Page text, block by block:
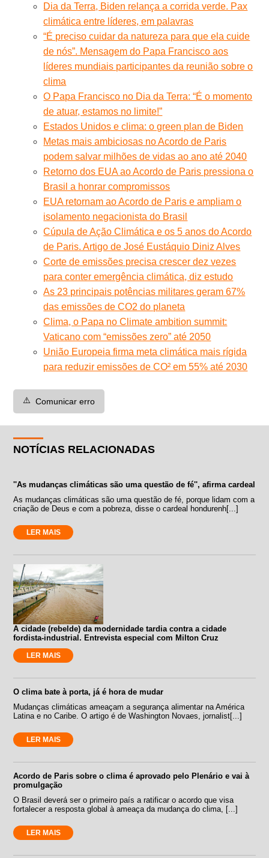
Dia da Terra, Biden relança a corrida verde. Pax
climática entre líderes, em palavras
“É preciso cuidar da natureza para que ela cuide
de nós”. Mensagem do Papa Francisco aos
líderes mundiais participantes da reunião sobre o
clima
O Papa Francisco no Dia da Terra: “É o momento
de atuar, estamos no limite!”
Estados Unidos e clima: o green plan de Biden
Metas mais ambiciosas no Acordo de Paris
podem salvar milhões de vidas ao ano até 2040
Retorno dos EUA ao Acordo de Paris pressiona o
Brasil a honrar compromissos
EUA retornam ao Acordo de Paris e ampliam o
isolamento negacionista do Brasil
Cúpula de Ação Climática e os 5 anos do Acordo
de Paris. Artigo de José Eustáquio Diniz Alves
Corte de emissões precisa crescer dez vezes
para conter emergência climática, diz estudo
As 23 principais potências militares geram 67%
das emissões de CO2 do planeta
Clima, o Papa no Climate ambition summit:
Vaticano com “emissões zero” até 2050
União Europeia firma meta climática mais rígida
para reduzir emissões de CO² em 55% até 2030
⚠️ Comunicar erro
NOTÍCIAS RELACIONADAS
''As mudanças climáticas são uma questão de fé'', afirma cardeal
As mudanças climáticas são uma questão de fé, porque lidam com a
criação de Deus e com a pobreza, disse o cardeal hondurenh[...]
LER MAIS
A cidade (rebelde) da modernidade tardia contra a cidade
fordista-industrial. Entrevista especial com Milton Cruz
LER MAIS
O clima bate à porta, já é hora de mudar
Mudanças climáticas ameaçam a segurança alimentar na América
Latina e no Caribe. O artigo é de Washington Novaes, jornalist[...]
LER MAIS
Acordo de Paris sobre o clima é aprovado pelo Plenário e vai à
promulgação
O Brasil deverá ser o primeiro país a ratificar o acordo que visa
fortalecer a resposta global à ameaça da mudança do clima, [...]
LER MAIS